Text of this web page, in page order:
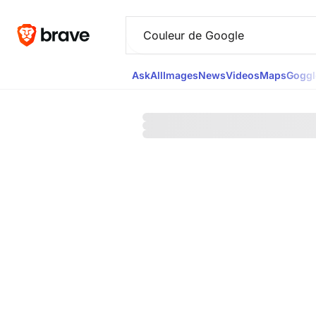
AskAllImagesNewsVideosMaps